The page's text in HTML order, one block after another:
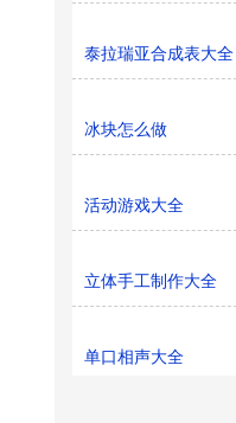
泰拉瑞亚合成表大全
冰块怎么做
活动游戏大全
立体手工制作大全
单口相声大全